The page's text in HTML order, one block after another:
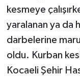
kesmeye
yaralanan ya da
darbelerine
oldu. Kurban
Kocaeli Şehir